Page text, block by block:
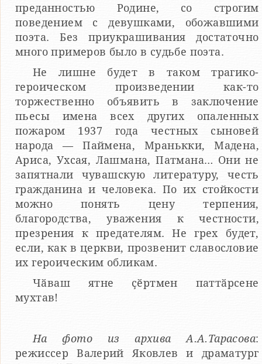
преданностью Родине, со строгим
поведением с девушками, обожавшими
поэта. Без приукрашивания достаточно
много примеров было в судьбе поэта.
Не лишне будет в таком трагико-
героическом произведении как-то
торжественно объявить в заключение
пьесы имена всех других опаленных
пожаром 1937 года честных сыновей
народа — Паймена, Мранькки, Мадена,
Ариса, Ухсая, Лашмана, Патмана… Они не
запятнали чувашскую литературу, честь
гражданина и человека. По их стойкости
можно понять цену терпения,
благородства, уважения к честности,
презрения к предателям. Не грех будет,
если, как в церкви, прозвенит славословие
их героическим обликам.
Чӑваш ятне ҫӗртмен паттӑрсене
мухтав!
На фото из архива А.А.Тарасова:
режиссер Валерий Яковлев и драматург